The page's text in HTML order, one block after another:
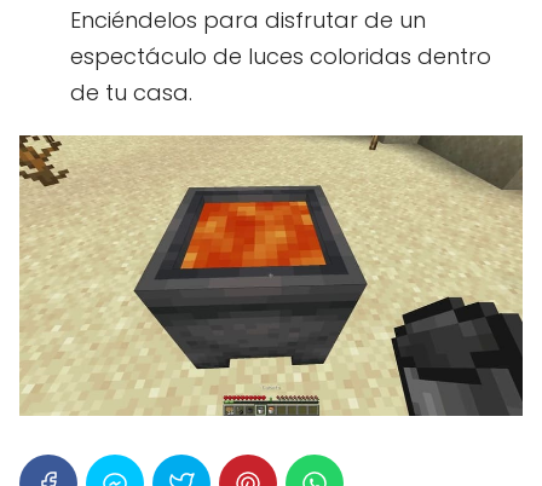
Enciéndelos para disfrutar de un
espectáculo de luces coloridas dentro
de tu casa.